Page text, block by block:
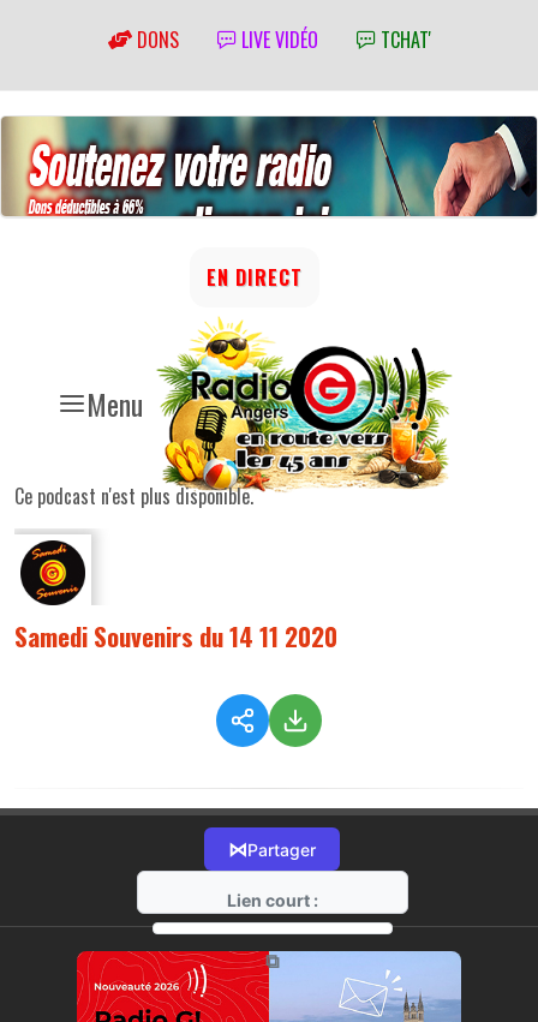
DONS LIVE VIDÉO TCHAT'
Menu
EN DIRECT
Ce podcast n'est plus disponible.
Samedi Souvenirs du 14 11 2020
⋈Partager
Lien court :
https://radio-g.fr?3240
⧉